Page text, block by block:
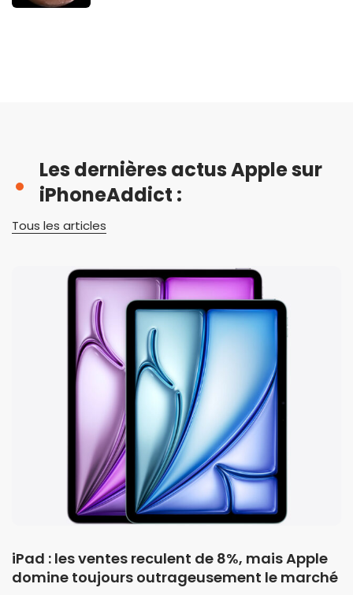
Les dernières actus Apple sur
iPhoneAddict :
Tous les articles
iPad : les ventes reculent de 8%, mais Apple
domine toujours outrageusement le marché